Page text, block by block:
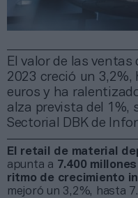
El valor de las
2023 creció un 3,2%,
euros y ha
alza prevista del 1%,
Sectorial DBK de
El retail de material
apunta a 7.400
ritmo de crecimiento
mejoró un 3,2%, hasta